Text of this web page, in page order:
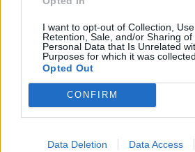
I want to opt-out of Collection, Use,
Retention, Sale, and/or Sharing of
Personal Data that Is Unrelated
Purposes for which it was collected.
Opted Out
CONFIRM
Data Deletion Data Access
Calle residencial.
Carrer de Joan Reglà
Calle residencial.
Carrer de Josep Tharrats